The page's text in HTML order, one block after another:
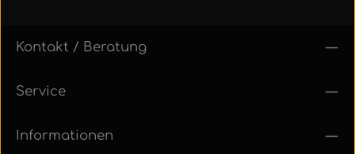
Kontakt / Beratung
Service
Informationen